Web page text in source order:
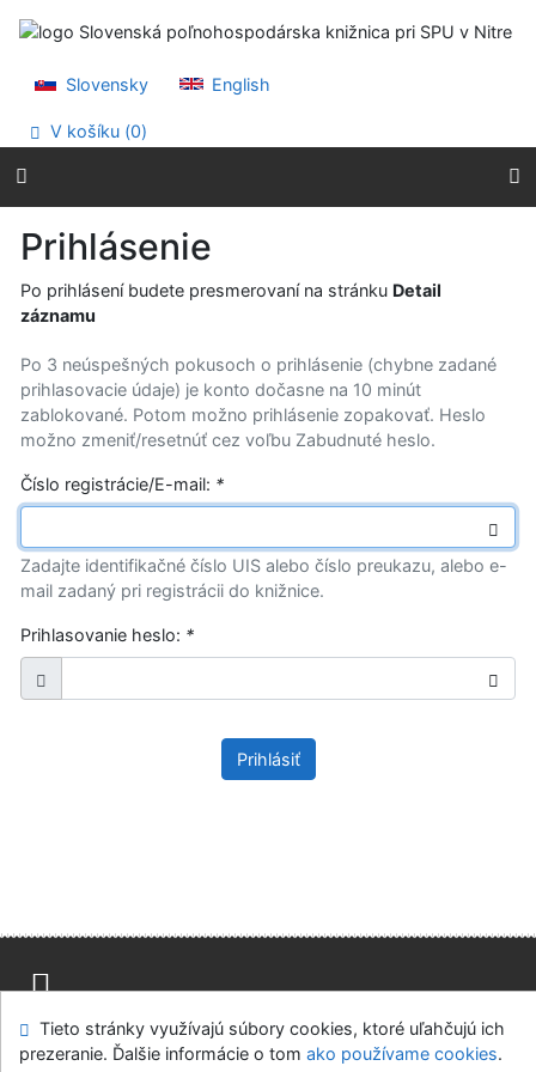
Prejsť na menu
Slovensky
English
V košíku (0)
Prihlásenie
Po prihlásení budete presmerovaní na stránku Detail
záznamu
Po 3 neúspešných pokusoch o prihlásenie (chybne zadané
prihlasovacie údaje) je konto dočasne na 10 minút
zablokované. Potom možno prihlásenie zopakovať. Heslo
možno zmeniť/resetnúť cez voľbu Zabudnuté heslo.
Číslo registrácie/E-mail: *
Zadajte identifikačné číslo UIS alebo číslo preukazu, alebo e-
mail zadaný pri registrácii do knižnice.
Prihlasovanie heslo: *
Prihlásiť
Mapa stránok Prístupnosť
Súkromie
Modul OpenSearch
Napíšte nám Nastavenie cookies
Tieto stránky využívajú súbory cookies, ktoré uľahčujú ich
prezeranie. Ďalšie informácie o tom ako používame cookies.